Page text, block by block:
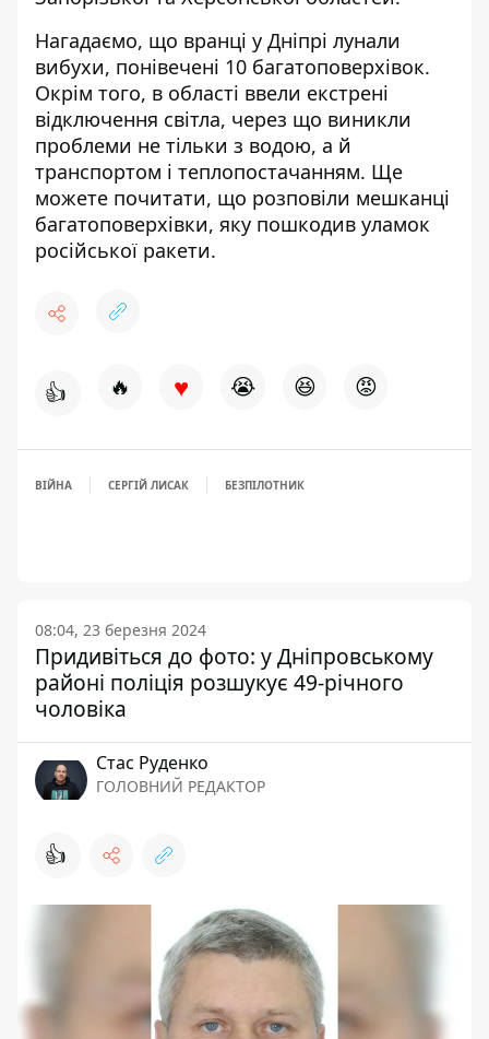
Нагадаємо, що вранці у Дніпрі лунали
вибухи, понівечені 10 багатоповерхівок.
Окрім того, в області ввели екстрені
відключення світла, через що виникли
проблеми не тільки з водою, а й
транспортом і теплопостачанням. Ще
можете почитати, що розповіли мешканці
багатоповерхівки, яку пошкодив уламок
російської ракети.
👍 🔥 ♥ 😭 😆 😡
ВІЙНА СЕРГІЙ ЛИСАК БЕЗПІЛОТНИК
08:04, 23 березня 2024
Придивіться до фото: у Дніпровському
районі поліція розшукує 49-річного
чоловіка
Стас Руденко
ГОЛОВНИЙ РЕДАКТОР
👍